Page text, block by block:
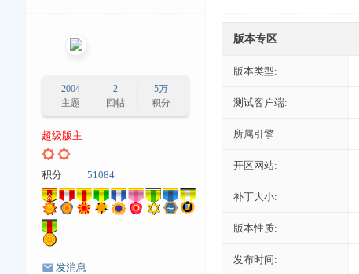
2004
主题
2
回帖
5万
积分
超级版主
积分 51084
发消息
版本专区
版本类型:
测试客户端:
所属引擎:
开区网站:
补丁大小:
版本性质:
发布时间: